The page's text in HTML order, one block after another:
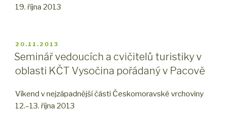
19. října 2013
PUBLIKOVÁNO
20.11.2013
Seminář vedoucích a cvičitelů turistiky v
oblasti KČT Vysočina pořádaný v Pacově
Víkend v nejzápadnější části Českomoravské vrchoviny
12.–13. října 2013